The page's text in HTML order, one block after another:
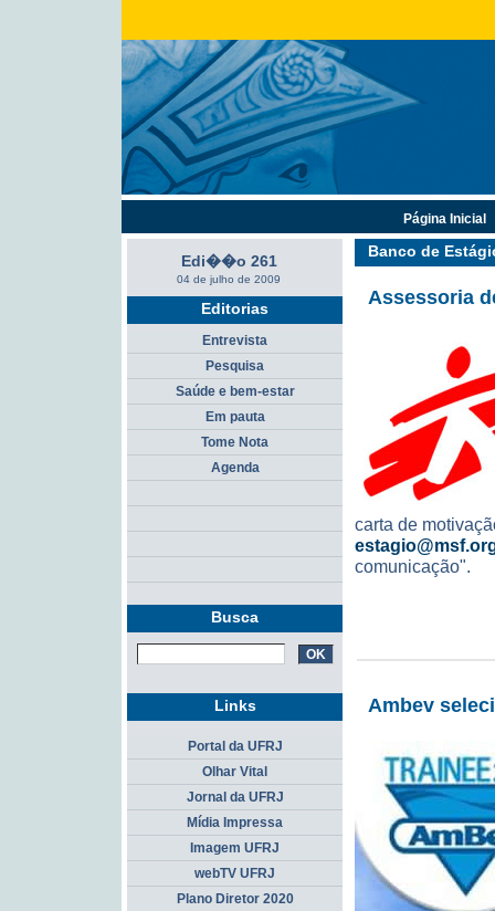
Banco de
Assessoria
carta de
comunicação".
Ambev
Edi��o 261
04 de julho de 2009
Editorias
Entrevista
Pesquisa
Saúde e bem-estar
Em pauta
Tome Nota
Agenda
Busca
Página Inicial
Links
Portal da UFRJ
Olhar Vital
Jornal da UFRJ
Mídia Impressa
Imagem UFRJ
webTV UFRJ
Plano Diretor 2020